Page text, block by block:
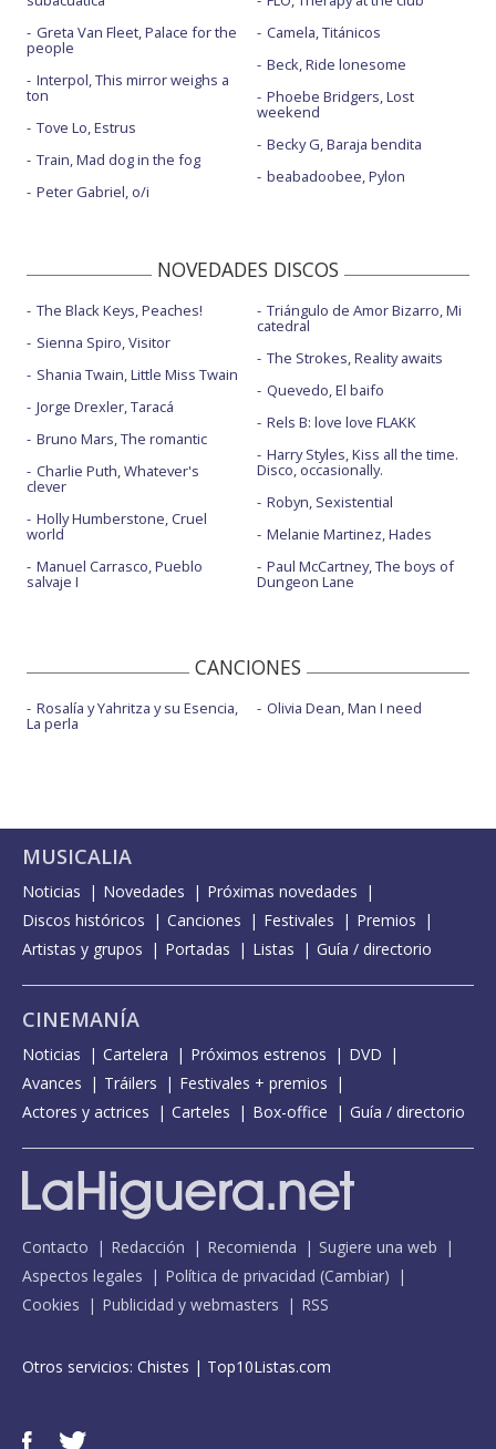
Greta Van Fleet, Palace for the
people
Interpol, This mirror weighs a
ton
Tove Lo, Estrus
Train, Mad dog in the fog
Peter Gabriel, o/i
Camela, Titánicos
Beck, Ride lonesome
Phoebe Bridgers, Lost
weekend
Becky G, Baraja bendita
beabadoobee, Pylon
NOVEDADES DISCOS
The Black Keys, Peaches!
Sienna Spiro, Visitor
Shania Twain, Little Miss Twain
Jorge Drexler, Taracá
Bruno Mars, The romantic
Charlie Puth, Whatever's
clever
Holly Humberstone, Cruel
world
Manuel Carrasco, Pueblo
salvaje I
Triángulo de Amor Bizarro, Mi
catedral
The Strokes, Reality awaits
Quevedo, El baifo
Rels B: love love FLAKK
Harry Styles, Kiss all the time.
Disco, occasionally.
Robyn, Sexistential
Melanie Martinez, Hades
Paul McCartney, The boys of
Dungeon Lane
CANCIONES
Rosalía y Yahritza y su Esencia,
La perla
Olivia Dean, Man I need
MUSICALIA
Noticias Novedades
Próximas novedades
Discos históricos
Canciones Festivales
Premios
Artistas y grupos
Portadas Listas Guía / directorio
CINEMANÍA
Noticias Cartelera Próximos estrenos
DVD
Avances
Tráilers
Festivales + premios
Actores y actrices
Carteles Box-office Guía / directorio
Contacto Redacción Recomienda
Sugiere una web
Aspectos legales
Política de privacidad (Cambiar)
Cookies
Publicidad y webmasters RSS
Otros servicios: Chistes | Top10Listas.com